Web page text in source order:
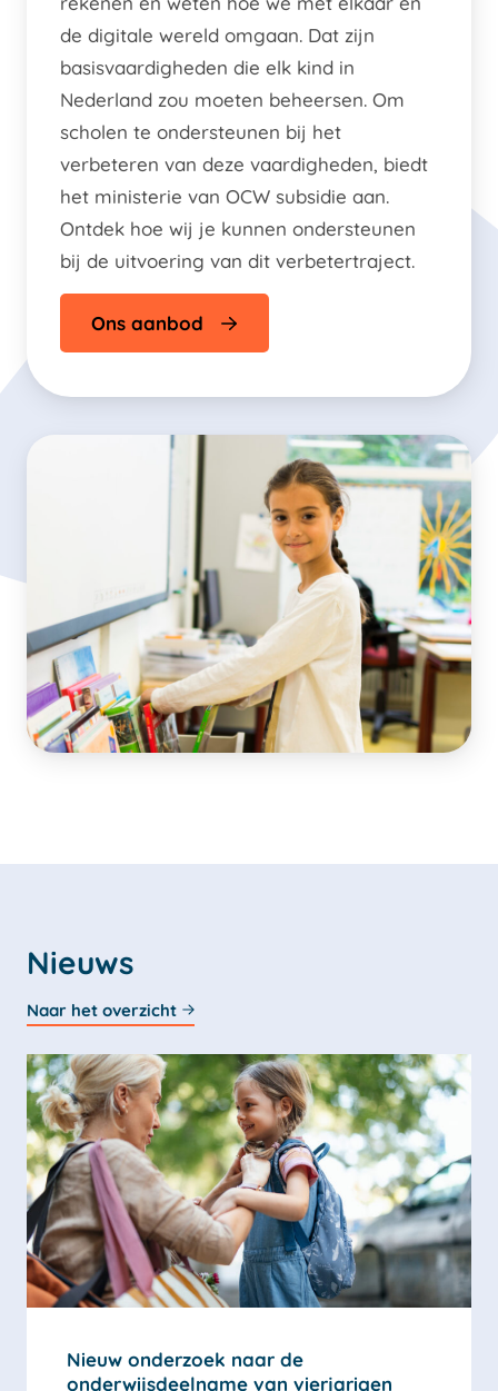
de digitale wereld omgaan. Dat zijn
basisvaardigheden die elk kind in
Nederland zou moeten beheersen. Om
scholen te ondersteunen bij het
verbeteren van deze vaardigheden, biedt
het ministerie van OCW subsidie aan.
Ontdek hoe wij je kunnen ondersteunen
bij de uitvoering van dit verbetertraject.
Ons aanbod
Nieuws
Naar het overzicht
Nieuw onderzoek naar de
onderwijsdeelname van vierjarigen